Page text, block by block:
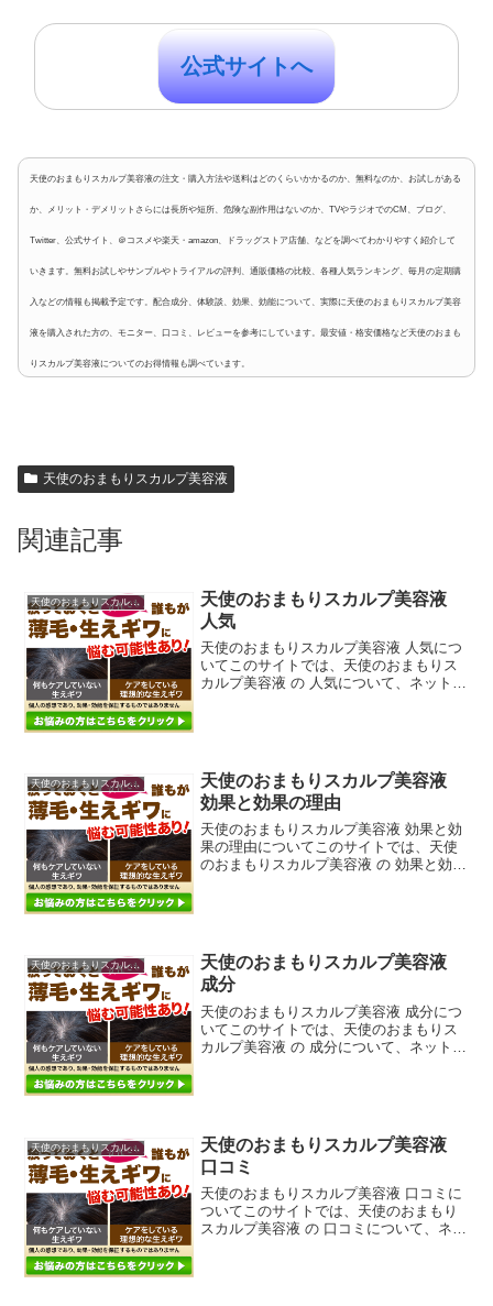
公式サイトへ
天使のおまもりスカルプ美容液の注文・購入方法や送料はどのくらいかかるのか、無料なのか、お試しがある
か、メリット・デメリットさらには長所や短所、危険な副作用はないのか、TVやラジオでのCM、ブログ、
Twitter、公式サイト、＠コスメや楽天・amazon、ドラッグストア店舗、などを調べてわかりやすく紹介して
いきます。無料お試しやサンプルやトライアルの評判、通販価格の比較、各種人気ランキング、毎月の定期購
入などの情報も掲載予定です。配合成分、体験談、効果、効能について、実際に天使のおまもりスカルプ美容
液を購入された方の、モニター、口コミ、レビューを参考にしています。最安値・格安価格など天使のおまも
りスカルプ美容液についてのお得情報も調べています。
天使のおまもりスカルプ美容液
関連記事
天使のおまもりスカルプ美容液
天使のおまもりスカルプ美容液
人気
天使のおまもりスカルプ美容液 人気につ
いてこのサイトでは、天使のおまもりス
カルプ美容液 の 人気について、ネットや
天使のおまもりスカルプ美容液
天使のおまもりスカルプ美容液
効果と効果の理由
天使のおまもりスカルプ美容液 効果と効
果の理由についてこのサイトでは、天使
のおまもりスカルプ美容液 の 効果と効果
天使のおまもりスカルプ美容液
天使のおまもりスカルプ美容液
成分
天使のおまもりスカルプ美容液 成分につ
いてこのサイトでは、天使のおまもりス
カルプ美容液 の 成分について、ネットや
天使のおまもりスカルプ美容液
天使のおまもりスカルプ美容液
口コミ
天使のおまもりスカルプ美容液 口コミに
ついてこのサイトでは、天使のおまもり
スカルプ美容液 の 口コミについて、ネッ